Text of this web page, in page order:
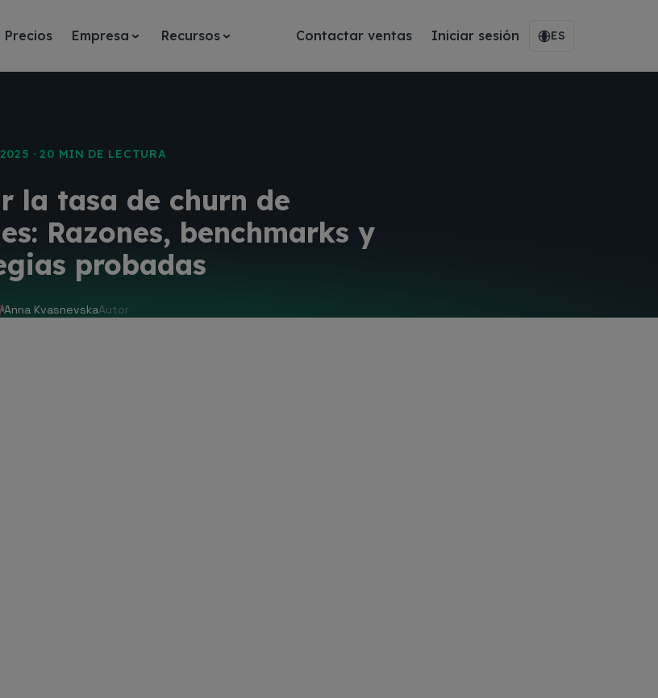
Precios Empresa Recursos Contactar ventas Iniciar sesión ES
· 20 MIN DE LECTURA
la tasa de churn de
Razones, benchmarks y
probadas
Anna KvasnevskaAutor